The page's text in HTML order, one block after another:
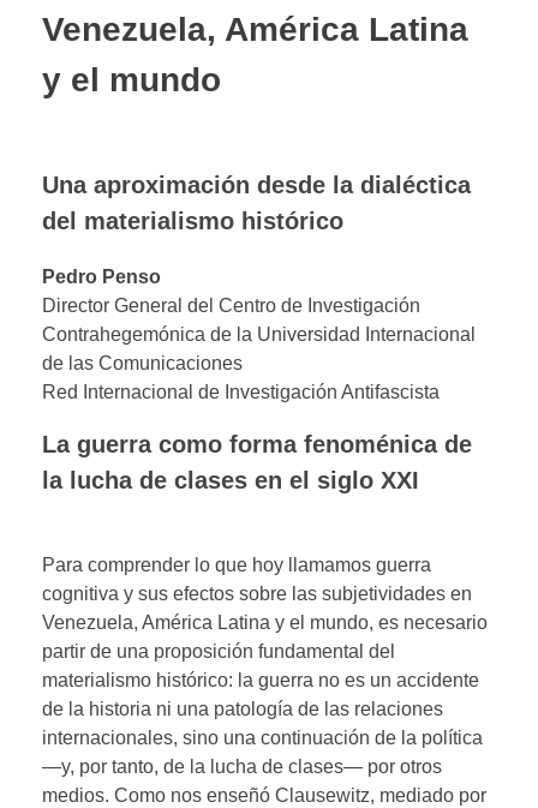
Venezuela, América Latina
y el mundo
Una aproximación desde la dialéctica
del materialismo histórico
Pedro Penso
Director General del Centro de Investigación
Contrahegemónica de la Universidad Internacional
de las Comunicaciones
Red Internacional de Investigación Antifascista
La guerra como forma fenoménica de
la lucha de clases en el siglo XXI
Para comprender lo que hoy llamamos guerra
cognitiva y sus efectos sobre las subjetividades en
Venezuela, América Latina y el mundo, es necesario
partir de una proposición fundamental del
materialismo histórico: la guerra no es un accidente
de la historia ni una patología de las relaciones
internacionales, sino una continuación de la política
—y, por tanto, de la lucha de clases— por otros
medios. Como nos enseñó Clausewitz, mediado por